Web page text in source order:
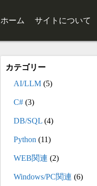
ホーム サイトについて
カテゴリー
AI/LLM (5)
C# (3)
DB/SQL (4)
Python (11)
WEB関連 (2)
Windows/PC関連 (6)